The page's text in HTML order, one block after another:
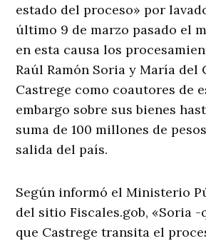
estado del proceso» por
último 9 de marzo pasado el
en esta causa los
Raúl Ramón Soria y María del
Castrege como coautores de
embargo sobre sus bienes
suma de 100 millones de
salida del país.
Según informó el Ministerio
del sitio Fiscales.gob, «Soria
que Castrege transita el